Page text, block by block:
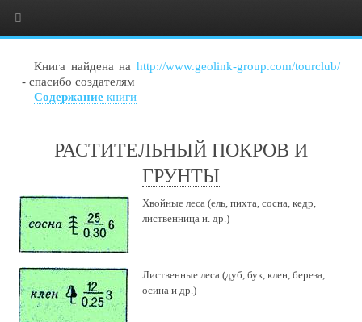
Книга найдена на http://www.geolink-group.com/tourclub/
- спасибо создателям
Содержание книги
РАСТИТЕЛЬНЫЙ ПОКРОВ И
ГРУНТЫ
Хвойные леса (ель, пихта, сосна, кедр,
лиственница и. др.)
Лиственные леса (дуб, бук, клен, береза,
осина и др.)